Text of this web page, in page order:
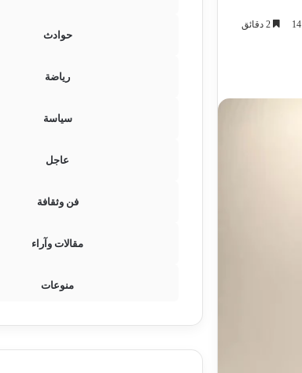
14
حوادث
رياضة
سياسة
عاجل
فن وثقافة
مقالات وآراء
منوعات